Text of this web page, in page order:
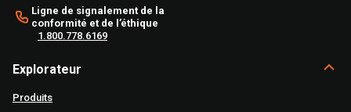
Ligne de signalement de la
conformité et de l’éthique
1.800.778.6169
Explorateur
Produits